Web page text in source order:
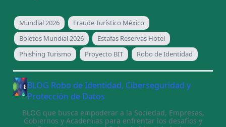
Mundial 2026
Fraude Turístico México
Boletos Mundial 2026
Estafas Reservas Hotel
Phishing Turismo
Proyecto BIT Robo de Identidad
BLOG Robo de Identidad, Ciberseguridad y
Protección de Datos
BLOG que busca empoderar a la Sociedad, Empresas,
Gobiernos y Academias para enfrentar los desafíos y